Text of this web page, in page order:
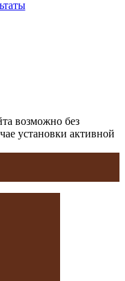
возможно без
установки активной